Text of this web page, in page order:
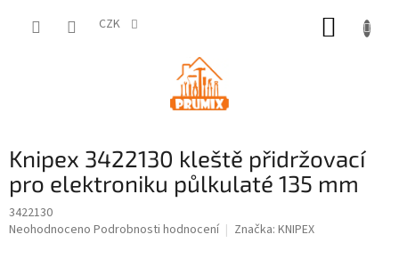
CZK
Knipex 3422130 kleště přidržovací
pro elektroniku půlkulaté 135 mm
3422130
Průměrné
Neohodnoceno Podrobnosti hodnocení Značka: KNIPEX